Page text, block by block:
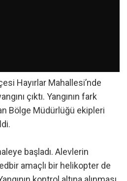
Hayırlar Mahallesi’nde
çıktı. Yangının fark
Bölge Müdürlüğü ekipleri
başladı. Alevlerin
amaçlı bir helikopter de